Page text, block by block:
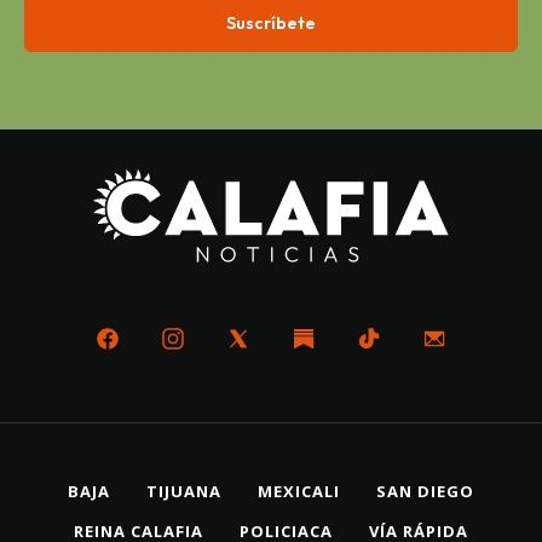
BAJA TIJUANA MEXICALI
SAN DIEGO
REINA CALAFIA
POLICIACA VÍA RÁPIDA